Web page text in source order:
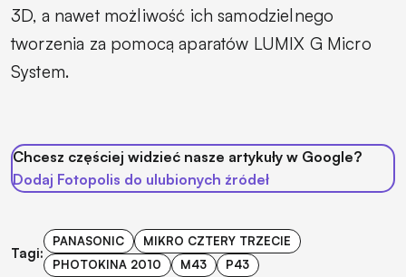
3D, a nawet możliwość ich samodzielnego
tworzenia za pomocą aparatów LUMIX G Micro
System.
Chcesz częściej widzieć nasze artykuły w Google?
Dodaj Fotopolis do ulubionych źródeł
Tagi:
PANASONIC
MIKRO CZTERY TRZECIE
PHOTOKINA 2010
M43 P43